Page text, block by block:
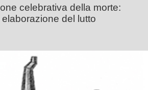
celebrativa della morte:
del lutto